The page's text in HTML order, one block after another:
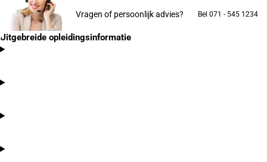
Vragen of persoonlijk advies? Bel 071 - 545 1234
Uitgebreide opleidingsinformatie